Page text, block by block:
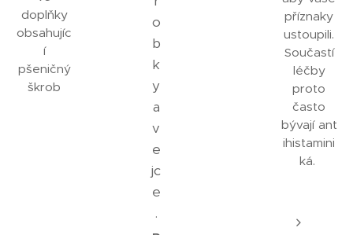
doplňky
obsahujíc
í
pšeničný
škrob
o
b
k
y
a
v
e
jc
e
.
příznaky
ustoupili.
Součastí
léčby
proto
často
bývají ant
ihistamini
ká.